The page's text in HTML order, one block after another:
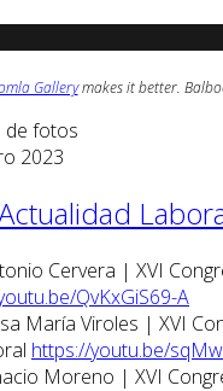
Gallerymakes it better.
de fotos
2023
Cervera | XVI
QvKxGiS69-A
María Viroles | XVI
https://youtu.be/
Moreno | XVI